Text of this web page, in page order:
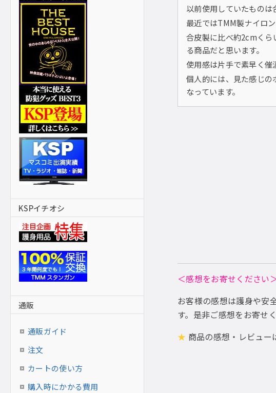
以前使用していたものは
最近ではTMM製ナイロ
合皮製に比べ約2cmくら
る商品だと思います。
使用感は片手で素早く催
個人的には、見た感じ
なっています。
＜感想をお寄せください
お客様の感想は護身や安
す。是非ご感想をお寄せ
★ 商品の感想・レビュー
KSPイチオシ
通販
通販ガイド
注文
カートの使い方
購入時にかかる費用